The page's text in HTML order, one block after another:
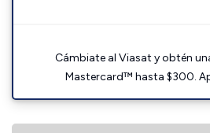
Cámbiate al Viasat y obtén
Mastercard™ hasta $300.